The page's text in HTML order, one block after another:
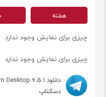
هفته
چیزی برای نمایش وجود ندارد
چیزی برای نمایش وجود ندارد
دسکتاپ